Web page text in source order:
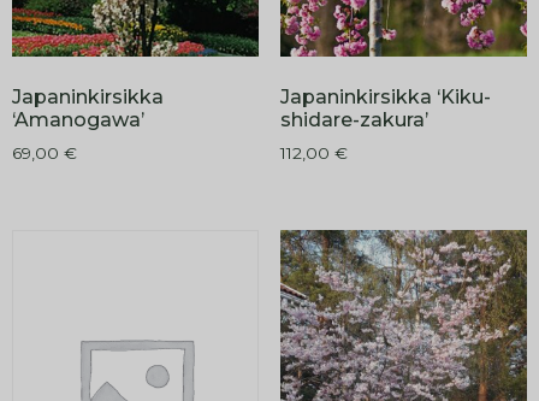
Japaninkirsikka
‘Amanogawa’
69,00 €
Japaninkirsikka ‘Kiku-
shidare-zakura’
112,00 €